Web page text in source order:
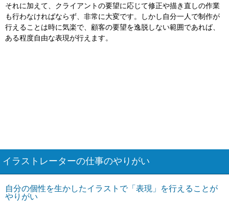
それに加えて、クライアントの要望に応じて修正や描き直しの作業
も行わなければならず、非常に大変です。しかし自分一人で制作が
行えることは時に気楽で、顧客の要望を逸脱しない範囲であれば、
ある程度自由な表現が行えます。
イラストレーターの仕事のやりがい
自分の個性を生かしたイラストで「表現」を行えることが
やりがい